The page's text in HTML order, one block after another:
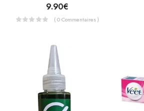
9.90€
( 0 Commentaires )